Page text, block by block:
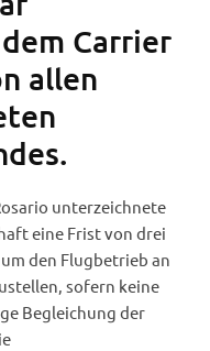
Carrier
allen
unterzeichnete
eine Frist von drei
den Flugbetrieb an
sofern keine
Begleichung der